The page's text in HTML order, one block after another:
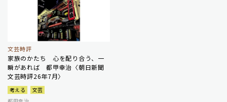
文芸時評
家族のかたち 心を配り合う、一
瞬があれば 都甲幸治〈朝日新聞
文芸時評26年7月〉
考える
文芸